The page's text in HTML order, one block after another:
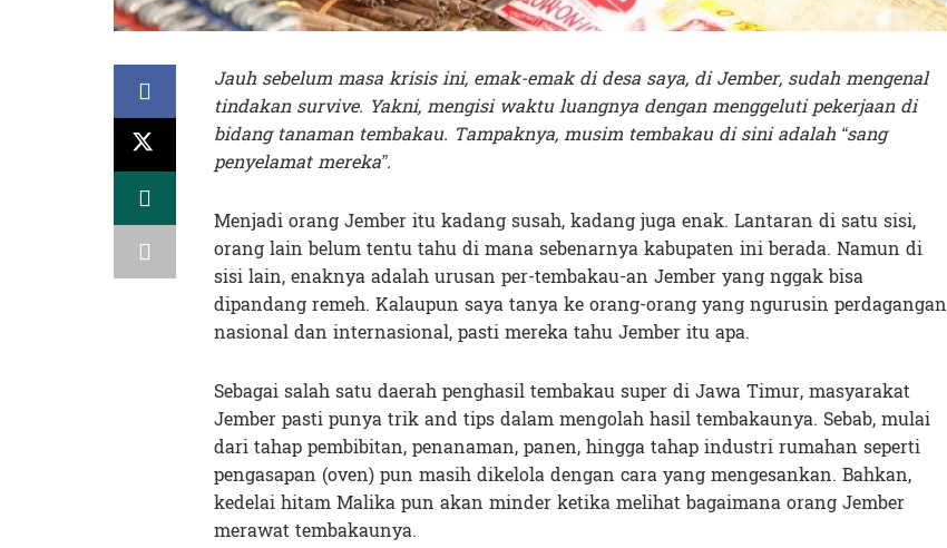
Jauh sebelum masa krisis ini, emak-emak di desa saya, di Jember, sudah mengenal
tindakan survive. Yakni, mengisi waktu luangnya dengan menggeluti pekerjaan di
bidang tanaman tembakau. Tampaknya, musim tembakau di sini adalah “sang
penyelamat mereka”.
Menjadi orang Jember itu kadang susah, kadang juga enak. Lantaran di satu sisi,
orang lain belum tentu tahu di mana sebenarnya kabupaten ini berada. Namun di
sisi lain, enaknya adalah urusan per-tembakau-an Jember yang nggak bisa
dipandang remeh. Kalaupun saya tanya ke orang-orang yang ngurusin perdagangan
nasional dan internasional, pasti mereka tahu Jember itu apa.
Sebagai salah satu daerah penghasil tembakau super di Jawa Timur, masyarakat
Jember pasti punya trik and tips dalam mengolah hasil tembakaunya. Sebab, mulai
dari tahap pembibitan, penanaman, panen, hingga tahap industri rumahan seperti
pengasapan (oven) pun masih dikelola dengan cara yang mengesankan. Bahkan,
kedelai hitam Malika pun akan minder ketika melihat bagaimana orang Jember
merawat tembakaunya.